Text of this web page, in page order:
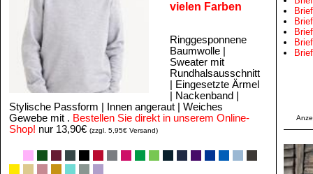
vielen Farben
Ringgesponnene
Baumwolle |
Sweater mit
Rundhalsausschnitt
| Eingesetzte Ärmel
| Nackenband |
Stylische Passform | Innen angeraut | Weiches
Gewebe mit . Bestellen Sie direkt in unserem Online-
Shop! nur 13,90€ (zzgl. 5,95€ Versand)